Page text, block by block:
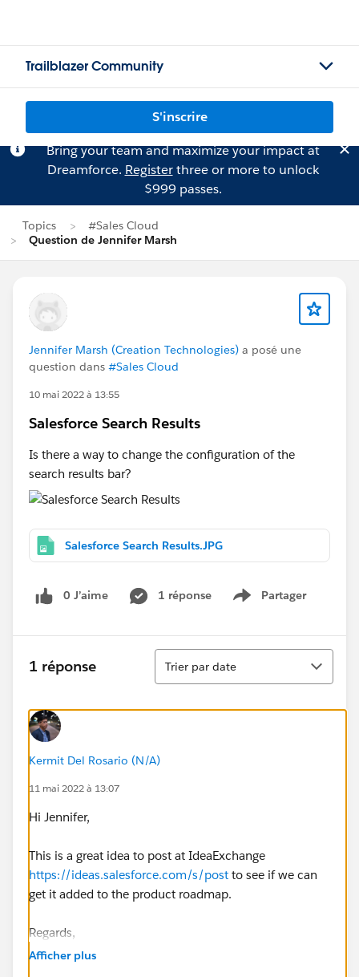
Trailblazer Community
S'inscrire
Bring your team and maximize your impact at
Dreamforce. Registerthree or more to unlock
$999 passes.
Topics
#Sales Cloud
Question de Jennifer Marsh
Jennifer Marsh (Creation Technologies) a posé une
question dans #Sales Cloud
10 mai 2022 à 13:55
Salesforce Search Results
Is there a way to change the configuration of the
search results bar?
Salesforce Search Results.JPG
0 J’aime 1 réponse Partager
Show menu
1 réponse
Tri
Trier par date
Kermit Del Rosario (N/A)
11 mai 2022 à 13:07
Hi Jennifer,
This is a great idea to post at IdeaExchange
https://ideas.salesforce.com/s/post to see if we can
get it added to the product roadmap.
Regards,
Afficher plus